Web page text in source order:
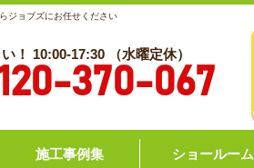
ジョブズにお任せください
！ 10:00-17:30 （水曜定休）
370-067
施工事例集 ショールーム